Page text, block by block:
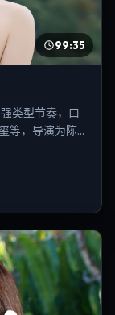
99:35
类型节奏，口
等，导演为陈